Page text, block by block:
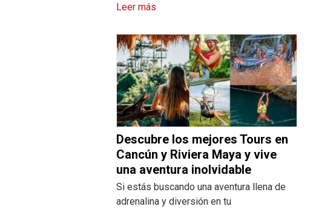
Leer más
Descubre los mejores Tours en
Cancún y Riviera Maya y vive
una aventura inolvidable
Si estás buscando una aventura llena de
adrenalina y diversión en tu